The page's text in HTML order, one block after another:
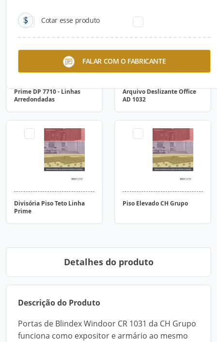
Cotar esse produto
FALAR COM O FABRICANTE
Prime DP 7710 - Linhas
Arredondadas
Arquivo Deslizante Office
AD 1032
Divisória Piso Teto Linha
Prime
Piso Elevado CH Grupo
Detalhes do produto
Descrição do Produto
Portas de Blindex Windoor CR 1031 da CH Grupo
funciona como expositor e armário ao mesmo